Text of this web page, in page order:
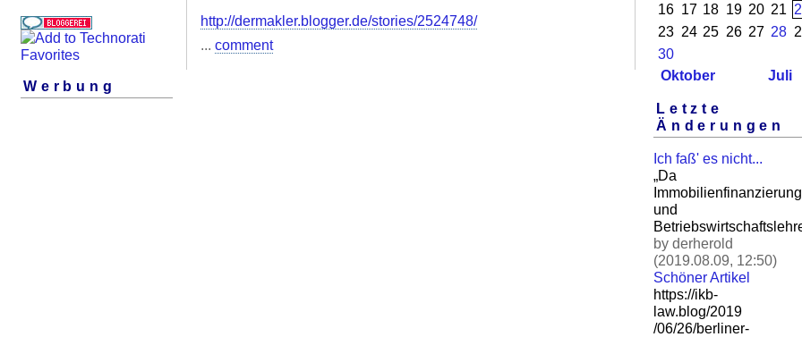
Werbung
http://dermakler.blogger.de/stories/2524748/
... comment
16 17 18 19 20 21
23 24 25 26 27 28
30
Oktober
Juli
Letzte
Änderungen
Ich faß' es nicht...
„Da
Immobilienfinanzierung
und
by derherold
(2019.08.09, 12:50)
Schöner Artikel
https://ikb-
law.blog/2019
/06/26/berliner-